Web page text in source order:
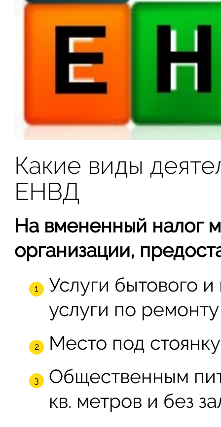
Какие виды
ЕНВД
На вмененный налог
организации,
Услуги бытового
услуги по
Место под
Общественным
кв. метров и без